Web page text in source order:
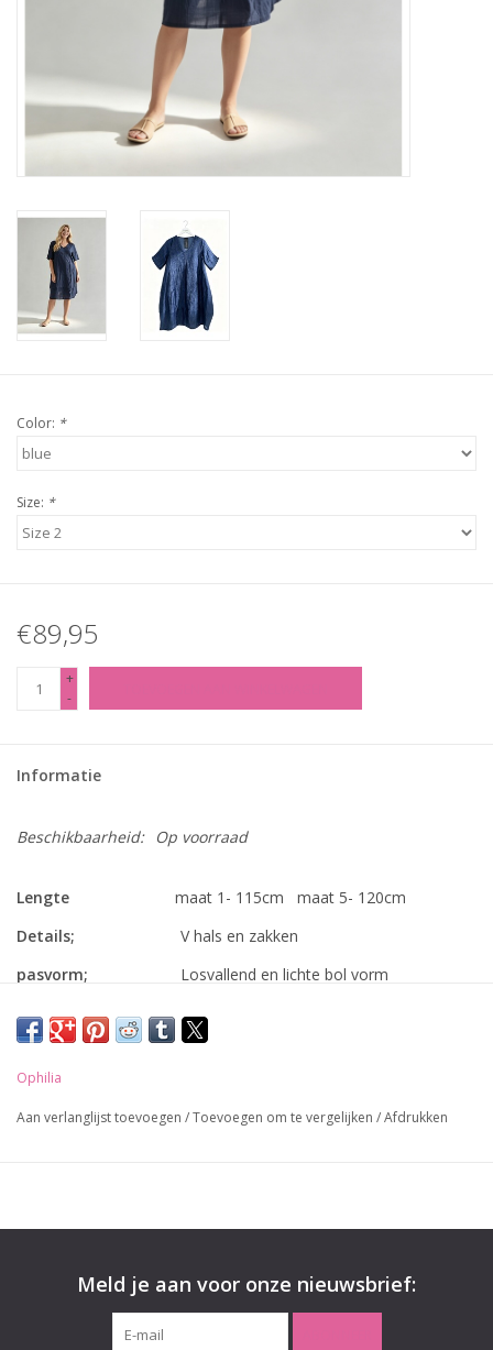
Color: *
Size: *
€89,95
+
-
Informatie
Beschikbaarheid: Op voorraad
Lengte
maat 1- 115cm maat 5- 120cm
Details; V hals en zakken
pasvorm; Losvallend en lichte bol vorm
Materiaal; gekrinkelde stof 80% viscose 20%
polyamide
Verzending; Gratis bij een order boven de 50,- euro
Ophilia
Aan verlanglijst toevoegen /Toevoegen om te vergelijken /Afdrukken
Meld je aan voor onze nieuwsbrief: